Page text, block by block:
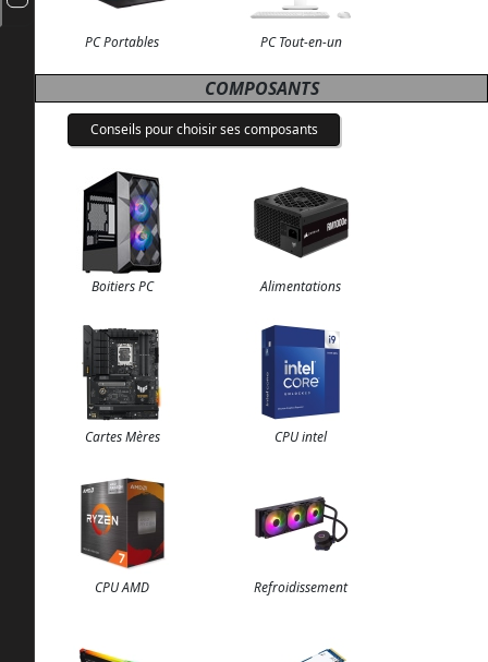
PC Portables PC Tout-en-un
COMPOSANTS
Conseils pour choisir ses composants
Boitiers PC Alimentations
Cartes Mères CPU intel
CPU AMD Refroidissement